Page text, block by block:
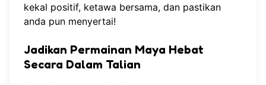
kekal positif, ketawa bersama, dan pastikan
anda pun menyertai!
Jadikan Permainan Maya Hebat
Secara Dalam Talian